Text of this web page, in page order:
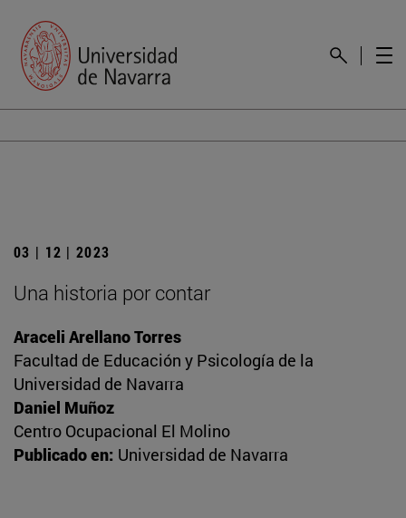
03 | 12 | 2023
Una historia por contar
Araceli Arellano Torres
Facultad de Educación y Psicología de la
Universidad de Navarra
Daniel Muñoz
Centro Ocupacional El Molino
Publicado en: Universidad de Navarra